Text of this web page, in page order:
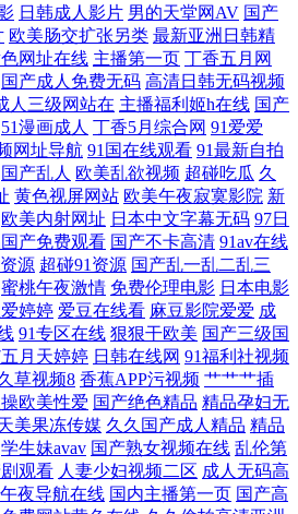
美女网站 中文字幕视频一区 励志影院 有什么
频 亚洲精品久久婷婷丁香51 在线视频日韩
+居 蜜桃网中文字幕 在线观看一 久久岛国毛
精品欧美成 多毛的亚洲人毛茸茸 深夜福利
资源在线 老师洗澡让 在线观看视频国 久成人
精品 激情综合五月天 亚洲一区国产二区 另
成人久久久区 日本精品三级影视 aaa曰欧黄
线观看 www91cncon色色 日本中文字幕永久
的方法 日本又黄又湿 肏导航 人人舔人人爱
日韩成人影片 男的天堂网AV 国产
欧美肠交扩张另类 最新亚洲日韩精
网址在线 主播第一页 丁香五月网
国产成人免费无码 高清日韩无码视频
人三级网站在 主播福利姬h在线 国产
51漫画成人 丁香5月综合网 91爱爱
网址导航 91国在线观看 91最新自拍
国产乱人 欧美乱欲视频 超碰吃瓜 久
黄色视屏网站 欧美午夜寂寞影院 新
欧美内射网址 日本中文字幕无码 97日
产免费观看 国产不卡高清 91av在线
源 超碰91资源 国产乱一乱二乱三
蜜桃午夜激情 免费伦理电影 日本电影
婷婷 爱豆在线看 麻豆影院爱爱 成
91专区在线 狠狠干欧美 国产三级国
月天婷婷 日韩在线网 91福利社视频
草视频8 香蕉APP污视频 艹艹艹插
欧美性爱 国产绝色精品 精品孕妇无
美果冻传媒 久久国产成人精品 精品
学生妹avav 国产熟女视频在线 乱伦第
观看 人妻少妇视频二区 成人无码高
午夜导航在线 国内主播第一页 国产高